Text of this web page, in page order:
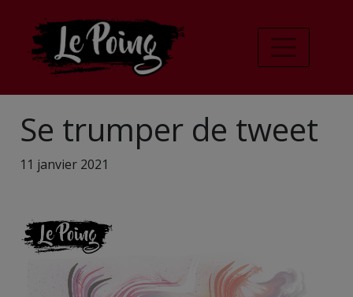
Se trumper de tweet
11 janvier 2021